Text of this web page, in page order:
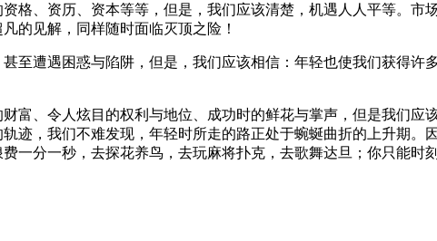
、资历、资本等等，但是，我们应该清楚，机遇人人平等。市
的见解，同样随时面临灭顶之险！
遭遇困惑与陷阱，但是，我们应该相信：年轻也使我们获得许
、令人炫目的权利与地位、成功时的鲜花与掌声，但是我们应
迹，我们不难发现，年轻时所走的路正处于蜿蜒曲折的上升期。
一分一秒，去探花养鸟，去玩麻将扑克，去歌舞达旦；你只能